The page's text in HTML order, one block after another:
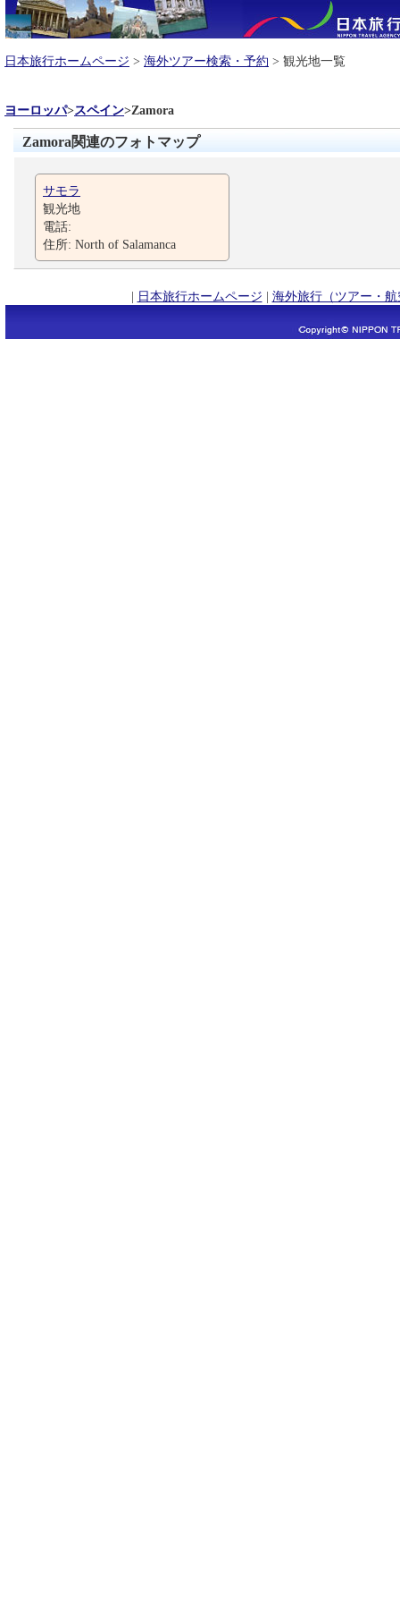
日本旅行ホームページ > 海外ツアー検索・予約 > 観光地一覧
ヨーロッパ>スペイン>Zamora
Zamora関連のフォトマップ
サモラ
観光地
電話:
住所: North of Salamanca
| 日本旅行ホームページ | 海外旅行（ツアー・航